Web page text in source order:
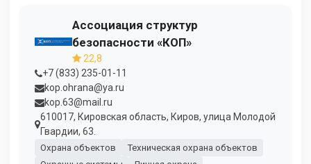
Ассоциация структур
безопасности «КОП»
22,8
+7 (833) 235-01-11
kop.ohrana@ya.ru
kop.63@mail.ru
610017, Кировская область, Киров, улица Молодой
Гвардии, 63.
Охрана объектов
Техническая охрана объектов